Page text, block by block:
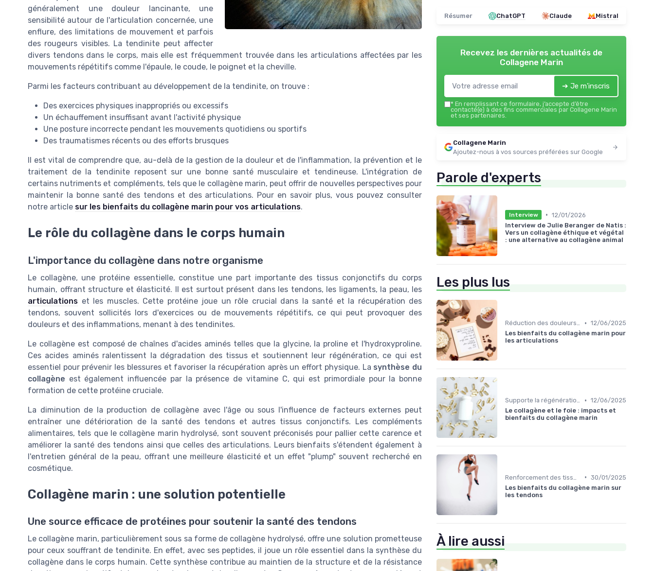
généralement une douleur lancinante, une
sensibilité autour de l'articulation concernée, une
enflure, des limitations de mouvement et parfois
des rougeurs visibles. La tendinite peut affecter
divers tendons dans le corps, mais elle est fréquemment trouvée dans les articulations affectées par les
mouvements répétitifs comme l'épaule, le coude, le poignet et la cheville.
Parmi les facteurs contribuant au développement de la tendinite, on trouve :
Des exercices physiques inappropriés ou excessifs
Un échauffement insuffisant avant l'activité physique
Une posture incorrecte pendant les mouvements quotidiens ou sportifs
Des traumatismes récents ou des efforts brusques
Il est vital de comprendre que, au-delà de la gestion de la douleur et de l'inflammation, la prévention et le
traitement de la tendinite reposent sur une bonne santé musculaire et tendineuse. L'intégration de
certains nutriments et compléments, tels que le collagène marin, peut offrir de nouvelles perspectives pour
maintenir la bonne santé des tendons et des articulations. Pour en savoir plus, vous pouvez consulter
notre article sur les bienfaits du collagène marin pour vos articulations.
Le rôle du collagène dans le corps humain
L'importance du collagène dans notre organisme
Le collagène, une protéine essentielle, constitue une part importante des tissus conjonctifs du corps
humain, offrant structure et élasticité. Il est surtout présent dans les tendons, les ligaments, la peau, les
articulations et les muscles. Cette protéine joue un rôle crucial dans la santé et la récupération des
tendons, souvent sollicités lors d'exercices ou de mouvements répétitifs, ce qui peut provoquer des
douleurs et des inflammations, menant à des tendinites.
Le collagène est composé de chaînes d'acides aminés telles que la glycine, la proline et l'hydroxyproline.
Ces acides aminés ralentissent la dégradation des tissus et soutiennent leur régénération, ce qui est
essentiel pour prévenir les blessures et favoriser la récupération après un effort physique. La synthèse du
collagène est également influencée par la présence de vitamine C, qui est primordiale pour la bonne
formation de cette protéine cruciale.
La diminution de la production de collagène avec l'âge ou sous l'influence de facteurs externes peut
entraîner une détérioration de la santé des tendons et autres tissus conjonctifs. Les compléments
alimentaires, tels que le collagène marin hydrolysé, sont souvent préconisés pour pallier cette carence et
améliorer la santé des tendons ainsi que celles des articulations. Leurs bienfaits s'étendent également à
l'entretien général de la peau, offrant une meilleure élasticité et un effet "plump" souvent recherché en
cosmétique.
Collagène marin : une solution potentielle
Une source efficace de protéines pour soutenir la santé des tendons
Le collagène marin, particulièrement sous sa forme de collagène hydrolysé, offre une solution prometteuse
pour ceux souffrant de tendinite. En effet, avec ses peptides, il joue un rôle essentiel dans la synthèse du
collagène dans le corps humain. Cette synthèse contribue au maintien de la structure et de la résistance
Résumer ChatGPT Claude Mistral
Recevez les dernières actualités de
Collagene Marin
➔ Je m'inscris
* En remplissant ce formulaire, j’accepte d’être
contacté(e) à des fins commerciales par Collagene Marin
et ses partenaires.
Collagene Marin
Ajoutez-nous à vos sources préférées sur Google
Parole d'experts
Interview • 12/01/2026
Interview de Julie Beranger de Natis :
Vers un collagène éthique et végétal
: une alternative au collagène animal
Les plus lus
Réduction des douleurs articulaires • 12/06/2025
Les bienfaits du collagène marin pour
les articulations
Supporte la régénération cellulaire • 12/06/2025
Le collagène et le foie : impacts et
bienfaits du collagène marin
• 30/01/2025
Les bienfaits du collagène marin sur
les tendons
À lire aussi